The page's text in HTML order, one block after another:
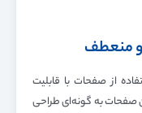
منعطف
از صفحات با قابلیت
صفحات به گونه‌ای طراحی